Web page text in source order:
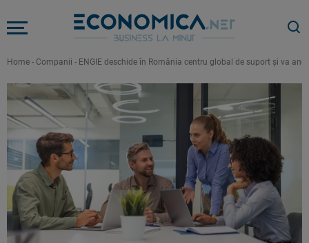
Home - Companii - ENGIE deschide în România centru global de suport și va